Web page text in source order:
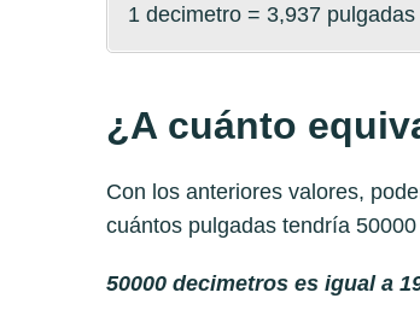
1 decimetro = 3,937 pulgadas
¿A cuánto
Con los anteriores valores,
cuántos pulgadas tendría
50000 decimetros es igual a